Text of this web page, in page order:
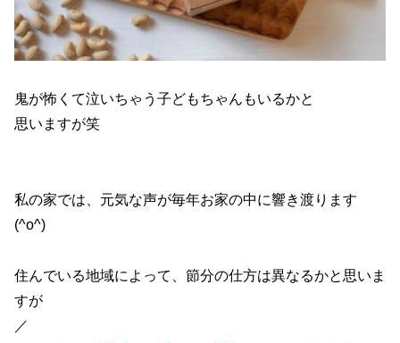
鬼が怖くて泣いちゃう子どもちゃんもいるかと
思いますが笑
私の家では、元気な声が毎年お家の中に響き渡ります
(^o^)
住んでいる地域によって、節分の仕方は異なるかと思いま
すが
／